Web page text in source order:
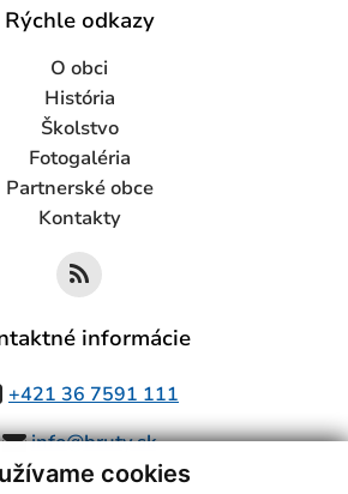
cookies
Rýchle odkazy
O obci
História
Školstvo
Fotogaléria
Partnerské obce
Kontakty
informácie
+421 36 7591 111
info@bruty.sk